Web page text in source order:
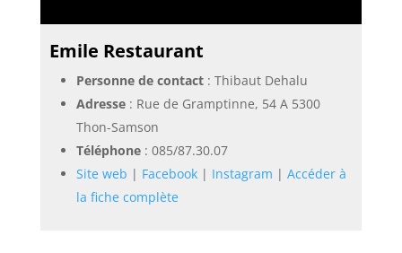
Emile Restaurant
Personne de contact: Thibaut Dehalu
Adresse: Rue de Gramptinne, 54 A 5300
Thon-Samson
Téléphone: 085/87.30.07
Site web | Facebook| Instagram | Accéder à
la fiche complète